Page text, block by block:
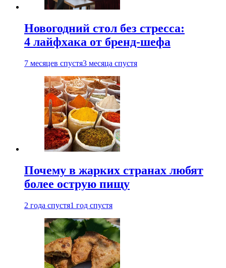
Новогодний стол без стресса:
4 лайфхака от бренд-шефа
7 месяцев спустя3 месяца спустя
Почему в жарких странах любят
более острую пищу
2 года спустя1 год спустя